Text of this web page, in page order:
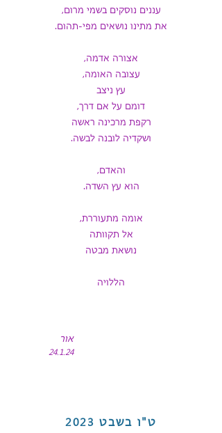
עננים נוסקים בשמי מרום,
את מתינו נושאים מפי-תהום.
אצורה אדמה,
עצובה האומה,
עץ ניצב
דומם על אם דרך,
רקפת מרכינה ראשה
ושקדיה לובנה לבשה.
והאדם,
הוא עץ השדה.
אומה מתעוררת,
אל תקוותה
נושאת מבטה
הללויה
אור
24.1.24
ט"ו בשבט 2023